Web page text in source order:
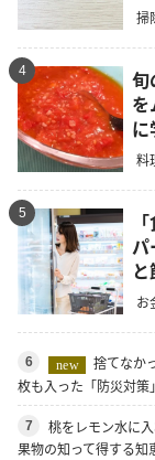
掃
4
旬
に
料
5
お
6 new
捨てなか
枚も入った「防災対策
7
桃をレモン水に
果物の知って得する知